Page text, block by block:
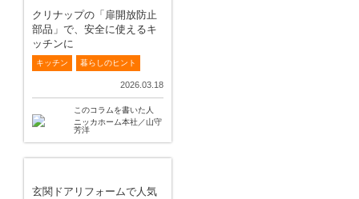
クリナップの「扉開放防止
部品」で、安全に使えるキ
ッチンに
キッチン 暮らしのヒント
2026.03.18
このコラムを書いた人
ニッカホーム本社／山守
芳洋
玄関ドアリフォームで人気